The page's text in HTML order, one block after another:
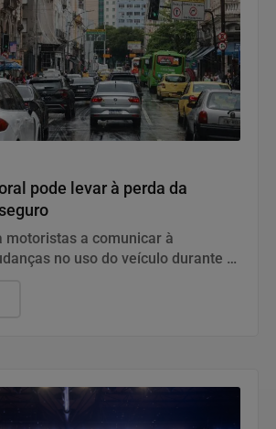
pode levar à perda da
motoristas a comunicar à
no uso do veículo durante a